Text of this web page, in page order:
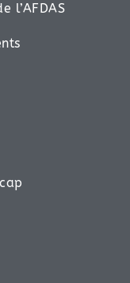
l’AFDAS